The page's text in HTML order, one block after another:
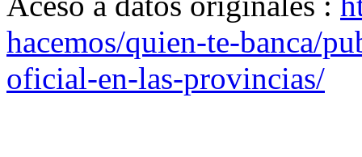
hacemos/quien-te-banca/
oficial-en-las-provincias/